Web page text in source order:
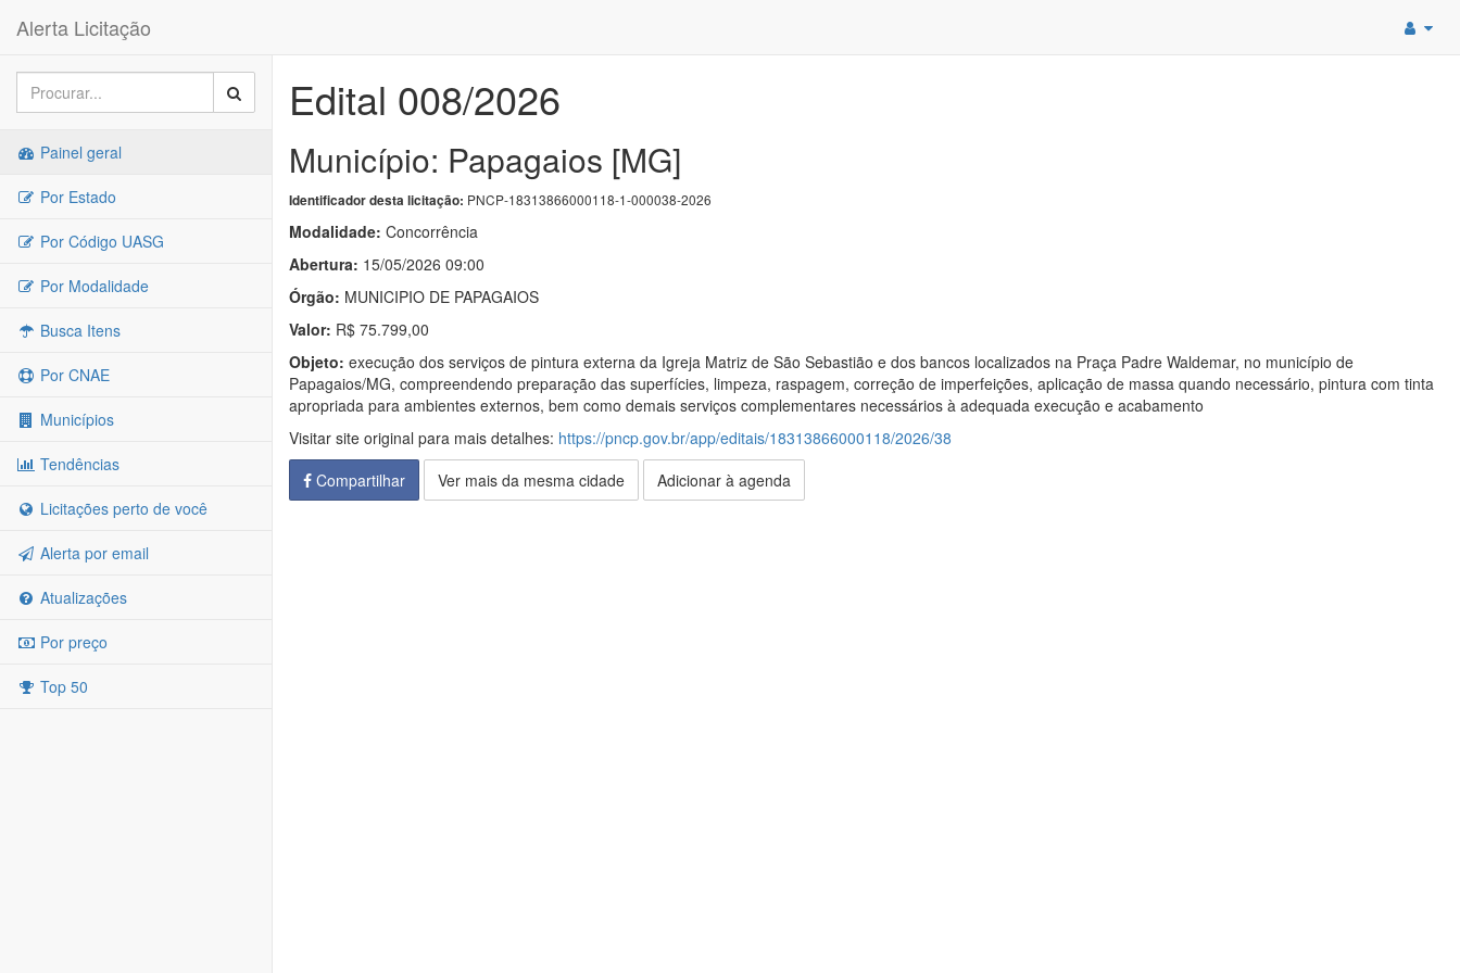
Alerta Licitação
Painel geral
Por Estado
Por Código UASG
Por Modalidade
Busca Itens
Por CNAE
Municípios
Tendências
Licitações perto de você
Alerta por email
Atualizações
Por preço
Top 50
Edital 008/2026
Município: Papagaios [MG]
Identificador desta licitação: PNCP-18313866000118-1-000038-2026
Modalidade: Concorrência
Abertura: 15/05/2026 09:00
Órgão: MUNICIPIO DE PAPAGAIOS
Valor: R$ 75.799,00
Objeto: execução dos serviços de pintura externa da Igreja Matriz de São Sebastião e dos bancos localizados na Praça Padre Waldemar, no município de
Papagaios/MG, compreendendo preparação das superfícies, limpeza, raspagem, correção de imperfeições, aplicação de massa quando necessário, pintura com tinta
apropriada para ambientes externos, bem como demais serviços complementares necessários à adequada execução e acabamento
Visitar site original para mais detalhes: https://pncp.gov.br/app/editais/18313866000118/2026/38
Compartilhar
Ver mais da mesma cidade Adicionar à agenda